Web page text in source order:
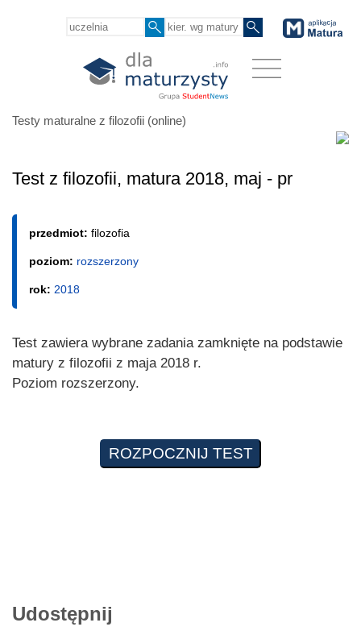
Testy maturalne z filozofii (online)
Test z filozofii, matura 2018, maj - pr
przedmiot: filozofia
poziom: rozszerzony
rok: 2018
Test zawiera wybrane zadania zamknięte na podstawie
matury z filozofii z maja 2018 r.
Poziom rozszerzony.
Udostępnij